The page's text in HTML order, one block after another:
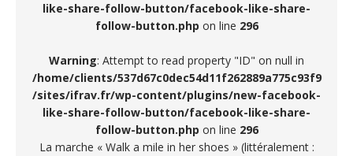
like-share-follow-button/facebook-like-share-
follow-button.php on line 296
Warning: Attempt to read property "ID" on null in
/home/clients/537d67c0dec54d11f262889a775c93f9
/sites/ifrav.fr/wp-content/plugins/new-facebook-
like-share-follow-button/facebook-like-share-
follow-button.php on line 296
La marche « Walk a mile in her shoes » (littéralement :